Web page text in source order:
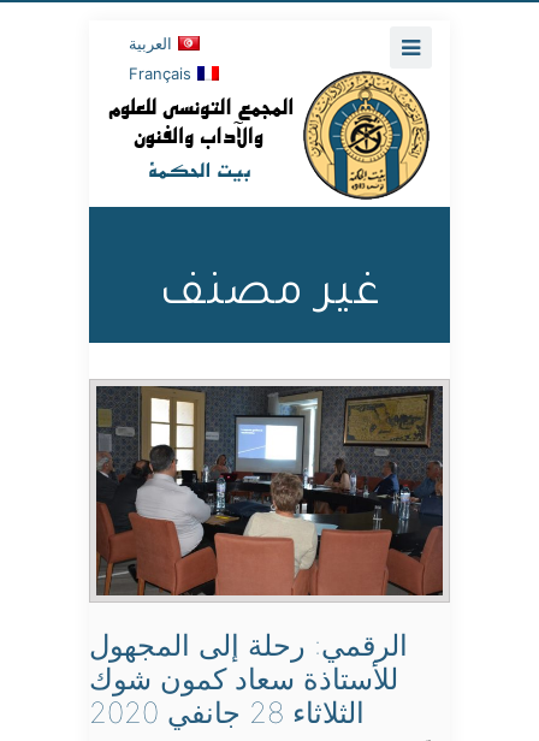
العربية
Français
غير مصنف
الرقمي: رحلة إلى المجهول
للأستاذة سعاد كمون شوك
الثلاثاء 28 جانفي 2020